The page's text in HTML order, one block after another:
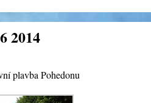
2014
plavba Pohedonu